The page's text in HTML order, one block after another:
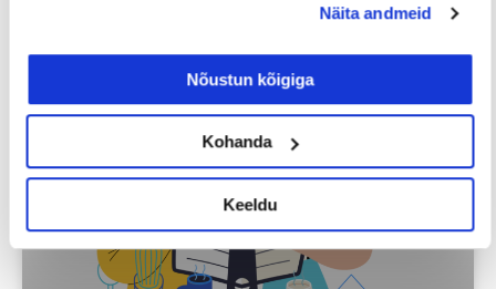
Näita andmeid
Nõustun kõigiga
Kohanda
Keeldu
Uuringud